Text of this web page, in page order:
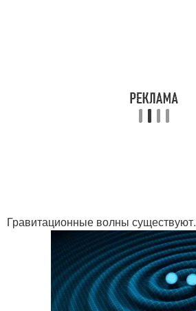
Гравитационные волны существуют.